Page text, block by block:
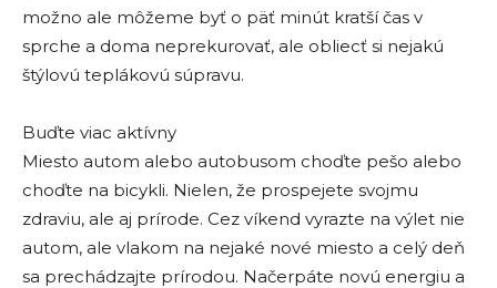
možno ale môžeme byť o päť minút kratší čas v
sprche a doma neprekurovať, ale obliecť si nejakú
štýlovú teplákovú súpravu.
Buďte viac aktívny
Miesto autom alebo autobusom choďte pešo alebo
choďte na bicykli. Nielen, že prospejete svojmu
zdraviu, ale aj prírode. Cez víkend vyrazte na výlet nie
autom, ale vlakom na nejaké nové miesto a celý deň
sa prechádzajte prírodou. Načerpáte novú energiu a